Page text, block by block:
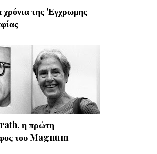
της 'Εγχρωμης
η πρώτη
του Magnum